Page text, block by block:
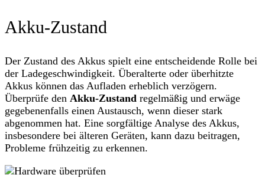
Akku-Zustand
Der Zustand des Akkus spielt eine entscheidende Rolle bei
der Ladegeschwindigkeit. Überalterte oder überhitzte
Akkus können das Aufladen erheblich verzögern.
Überprüfe den Akku-Zustand regelmäßig und erwäge
gegebenenfalls einen Austausch, wenn dieser stark
abgenommen hat. Eine sorgfältige Analyse des Akkus,
insbesondere bei älteren Geräten, kann dazu beitragen,
Probleme frühzeitig zu erkennen.